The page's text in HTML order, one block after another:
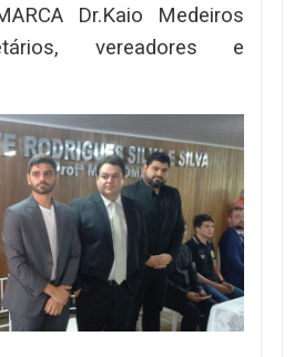
Dr.Kaio Medeiros
vereadores e